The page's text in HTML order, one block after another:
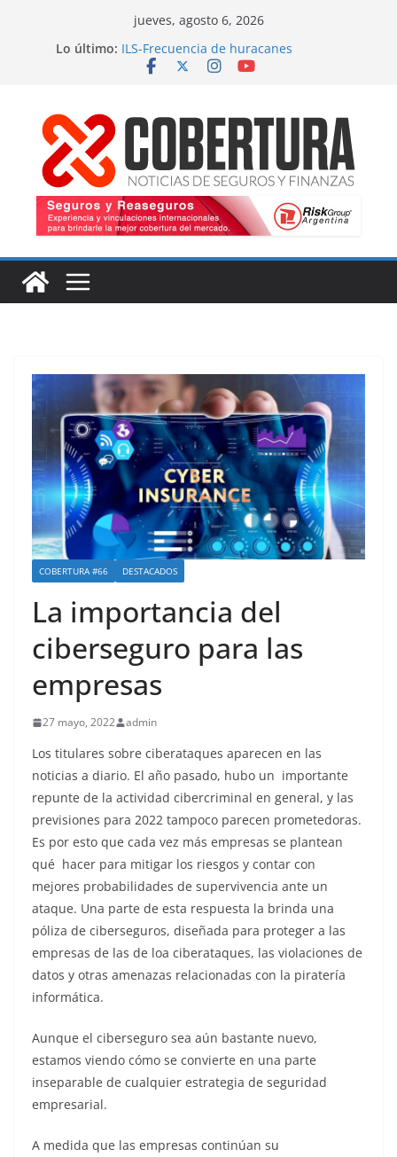
jueves, agosto 6, 2026
Lo último: ILS-Frecuencia de huracanes
Seguro marítimo-Presiones cruzadas
Fitch-Impulso a la innovación
COBERTURA #66 DESTACADOS
La importancia del
ciberseguro para las
empresas
27 mayo, 2022 admin
Los titulares sobre ciberataques aparecen en las
noticias a diario. El año pasado, hubo un importante
repunte de la actividad cibercriminal en general, y las
previsiones para 2022 tampoco parecen prometedoras.
Es por esto que cada vez más empresas se plantean
qué hacer para mitigar los riesgos y contar con
mejores probabilidades de supervivencia ante un
ataque. Una parte de esta respuesta la brinda una
póliza de ciberseguros, diseñada para proteger a las
empresas de las de loa ciberataques, las violaciones de
datos y otras amenazas relacionadas con la piratería
informática.
Aunque el ciberseguro sea aún bastante nuevo,
estamos viendo cómo se convierte en una parte
inseparable de cualquier estrategia de seguridad
empresarial.
A medida que las empresas continúan su